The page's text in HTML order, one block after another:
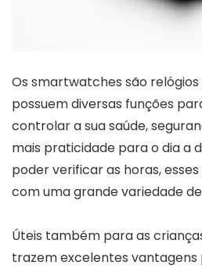
Os smartwatches são
possuem diversas funções
controlar a sua saúde,
mais praticidade para o dia a
poder verificar as horas,
com uma grande variedade
Úteis também para as
trazem excelentes vantagens